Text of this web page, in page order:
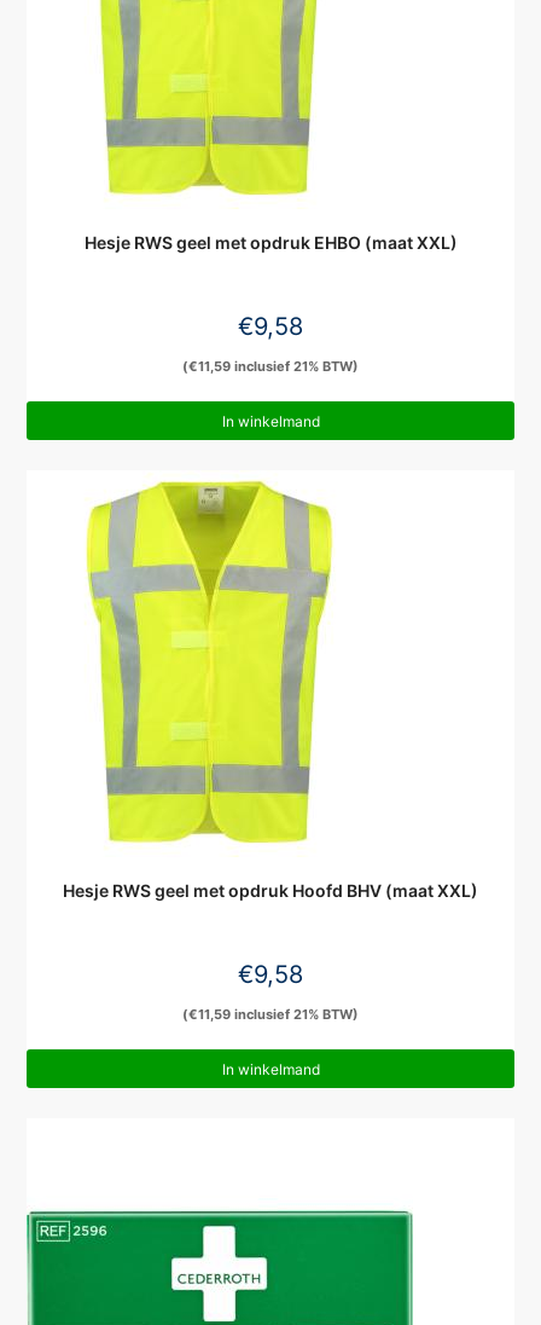
Hesje RWS geel met opdruk EHBO (maat XXL)
€9,58
(€11,59 inclusief 21% BTW)
In winkelmand
Hesje RWS geel met opdruk Hoofd BHV (maat XXL)
€9,58
(€11,59 inclusief 21% BTW)
In winkelmand